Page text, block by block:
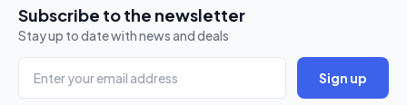
Subscribe to the newsletter
Stay up to date with news and deals
Sign up